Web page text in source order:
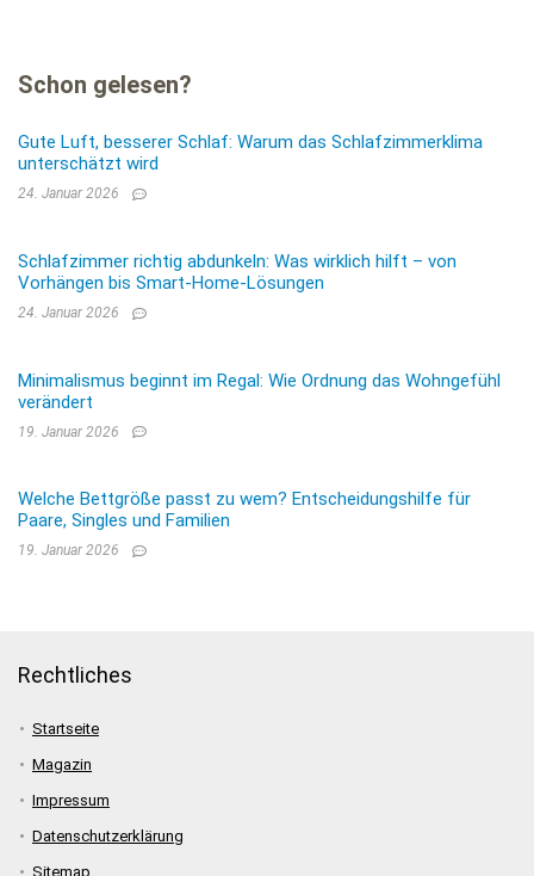
Schon gelesen?
Gute Luft, besserer Schlaf: Warum das Schlafzimmerklima
unterschätzt wird
24. Januar 2026
Schlafzimmer richtig abdunkeln: Was wirklich hilft – von
Vorhängen bis Smart-Home-Lösungen
24. Januar 2026
Minimalismus beginnt im Regal: Wie Ordnung das Wohngefühl
verändert
19. Januar 2026
Welche Bettgröße passt zu wem? Entscheidungshilfe für
Paare, Singles und Familien
19. Januar 2026
Rechtliches
Startseite
Magazin
Impressum
Datenschutzerklärung
Sitemap